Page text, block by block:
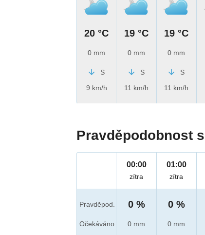
20 °C
0 mm
S
9 km/h
19 °C
0 mm
S
11 km/h
19 °C
0 mm
S
11 km/h
Pravděpodobnost
Pravděpod.
Očekáváno
00:00
zítra
0 %
0 mm
01:00
zítra
0 %
0 mm